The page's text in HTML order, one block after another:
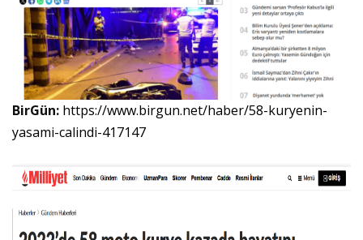
BirGün: https://www.birgun.net/haber/58-kuryenin-
yasami-calindi-417147